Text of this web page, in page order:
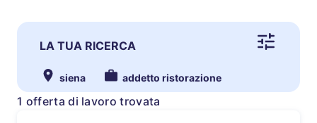
LA TUA RICERCA
siena addetto ristorazione
1 offerta di lavoro trovata